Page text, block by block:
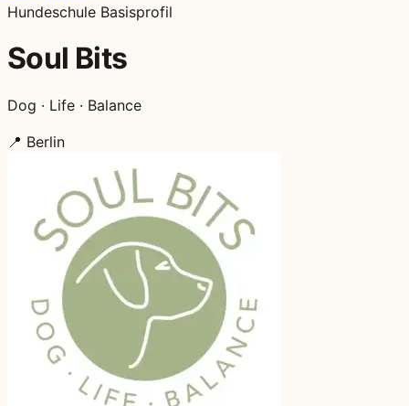
Hundeschule Basisprofil
Soul Bits
Dog · Life · Balance
📍 Berlin